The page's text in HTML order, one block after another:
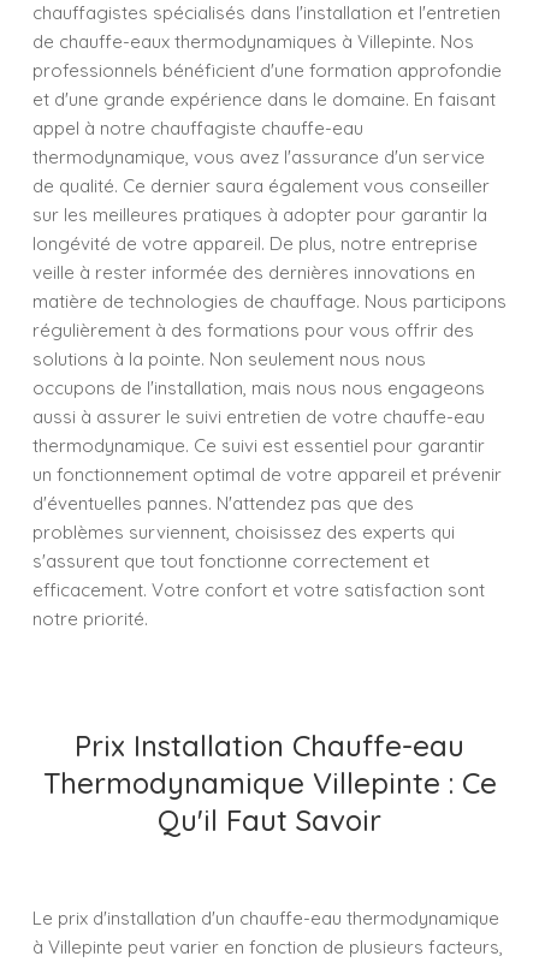
chauffagistes spécialisés dans l'installation et l'entretien
de chauffe-eaux thermodynamiques à Villepinte. Nos
professionnels bénéficient d'une formation approfondie
et d'une grande expérience dans le domaine. En faisant
appel à notre chauffagiste chauffe-eau
thermodynamique, vous avez l'assurance d'un service
de qualité. Ce dernier saura également vous conseiller
sur les meilleures pratiques à adopter pour garantir la
longévité de votre appareil. De plus, notre entreprise
veille à rester informée des dernières innovations en
matière de technologies de chauffage. Nous participons
régulièrement à des formations pour vous offrir des
solutions à la pointe. Non seulement nous nous
occupons de l'installation, mais nous nous engageons
aussi à assurer le suivi entretien de votre chauffe-eau
thermodynamique. Ce suivi est essentiel pour garantir
un fonctionnement optimal de votre appareil et prévenir
d'éventuelles pannes. N'attendez pas que des
problèmes surviennent, choisissez des experts qui
s'assurent que tout fonctionne correctement et
efficacement. Votre confort et votre satisfaction sont
notre priorité.
Prix Installation Chauffe-eau
Thermodynamique Villepinte : Ce
Qu'il Faut Savoir
Le prix d'installation d'un chauffe-eau thermodynamique
à Villepinte peut varier en fonction de plusieurs facteurs,